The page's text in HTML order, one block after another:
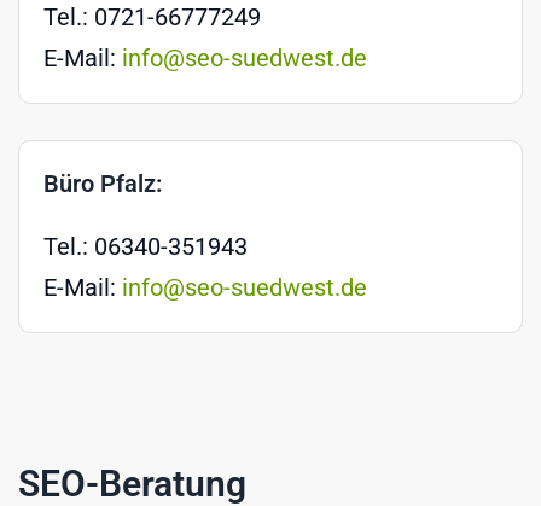
Tel.: 0721-66777249
E-Mail: info@seo-suedwest.de
Büro Pfalz:
Tel.: 06340-351943
E-Mail: info@seo-suedwest.de
SEO-Beratung